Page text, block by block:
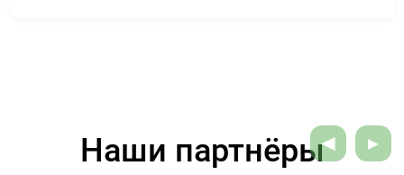
Наши партнёры